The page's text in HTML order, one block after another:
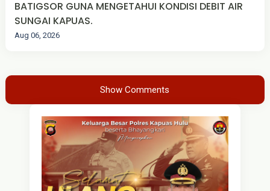
BATIGSOR GUNA MENGETAHUI KONDISI DEBIT AIR
SUNGAI KAPUAS.
Aug 06, 2026
Show Comments